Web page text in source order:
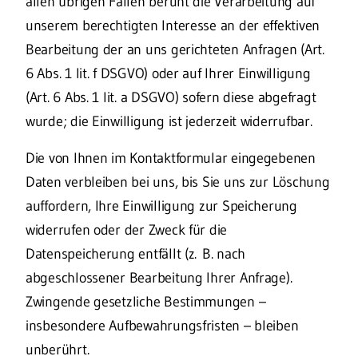
unserem berechtigten Interesse an der effektiven
Bearbeitung der an uns gerichteten Anfragen (Art.
6 Abs. 1 lit. f DSGVO) oder auf Ihrer Einwilligung
(Art. 6 Abs. 1 lit. a DSGVO) sofern diese abgefragt
wurde; die Einwilligung ist jederzeit widerrufbar.
Die von Ihnen im Kontaktformular eingegebenen
Daten verbleiben bei uns, bis Sie uns zur Löschung
auffordern, Ihre Einwilligung zur Speicherung
widerrufen oder der Zweck für die
Datenspeicherung entfällt (z. B. nach
abgeschlossener Bearbeitung Ihrer Anfrage).
Zwingende gesetzliche Bestimmungen –
insbesondere Aufbewahrungsfristen – bleiben
unberührt.